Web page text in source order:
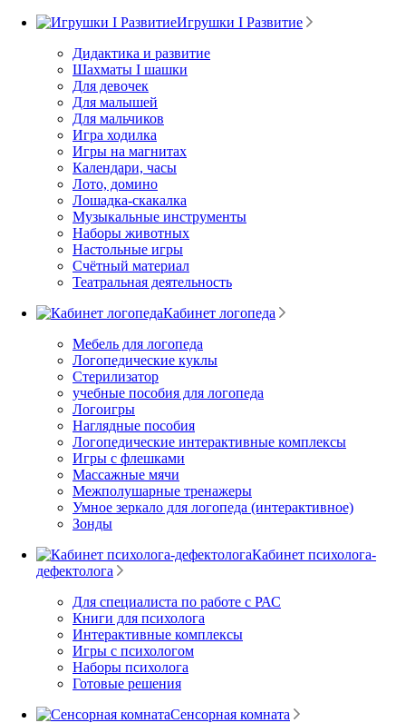
Игрушки I Развитие
Дидактика и развитие
Шахматы I шашки
Для девочек
Для малышей
Для мальчиков
Игра ходилка
Игры на магнитах
Календари, часы
Лото, домино
Лошадка-скакалка
Музыкальные инструменты
Наборы животных
Настольные игры
Счётный материал
Театральная деятельность
Кабинет логопеда
Мебель для логопеда
Логопедические куклы
Стерилизатор
учебные пособия для логопеда
Логоигры
Наглядные пособия
Логопедические интерактивные комплексы
Игры с флешками
Массажные мячи
Межполушарные тренажеры
Умное зеркало для логопеда (интерактивное)
Зонды
Кабинет психолога-
дефектолога
Для специалиста по работе с РАС
Книги для психолога
Интерактивные комплексы
Игры с психологом
Наборы психолога
Готовые решения
Сенсорная комната